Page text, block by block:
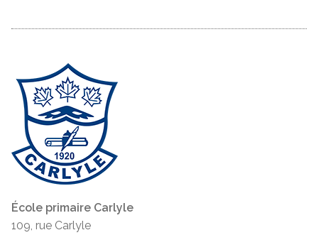
École primaire Carlyle
109, rue Carlyle